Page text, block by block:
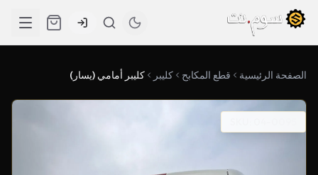
الصفحة الرئيسية قطع المكابح كليبر كليبر أمامي (يسار)